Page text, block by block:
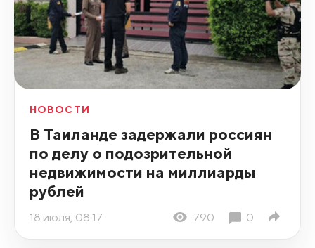
НОВОСТИ
В Таиланде задержали россиян
по делу о подозрительной
недвижимости на миллиарды
рублей
18 июля, 08:17 790 0